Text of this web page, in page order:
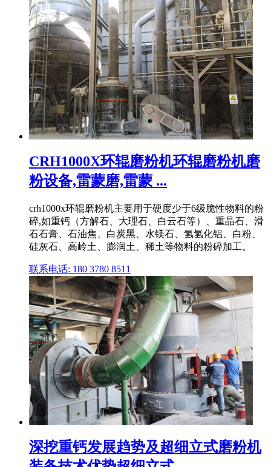
CRH1000X环辊磨粉机环辊磨粉机磨
粉设备,雷蒙磨,雷蒙 ...
crh1000x环辊磨粉机主要用于硬度少于6级脆性物料的粉
碎,如重钙（方解石、大理石、白云石等）、重晶石、滑
石石膏、石油焦、白炭黑、水镁石、氢氢化铝、白粉、
硅灰石、高岭土、膨润土、稀土等物料的粉碎加工。
联系电话: 180 3780 8511
深挖重钙发展趋势及超细立式磨粉机